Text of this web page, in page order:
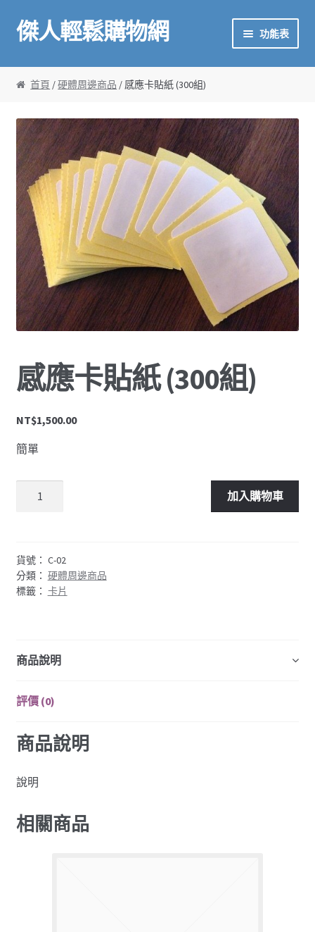
略過導覽
跳至內容
傑人輕鬆購物網 功能表
首頁
金鼎作文介紹
校掌雲
廣播系統
甘丹數學
金鼎作文
硬體周邊
簡訊儲值
購物車
首頁 /硬體周邊商品 / 感應卡貼紙 (300組)
感應卡貼紙 (300組)
NT$1,500.00
簡單
加入購物車
貨號： C-02
分類： 硬體周邊商品
標籤： 卡片
商品說明
評價 (0)
商品說明
說明
相關商品